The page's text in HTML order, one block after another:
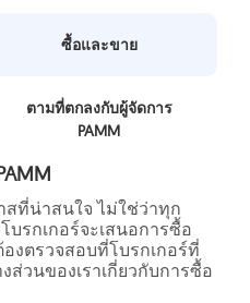
ซื้อและขาย
ตามที่ตกลงกับผู้จัดการ
PAMM
สที่น่าสนใจ ไม่ใช่ว่าทุก
รกเกอร์จะเสนอการซื้อ
องตรวจสอบที่โบรกเกอร์ที่
วนของเราเกี่ยวกับการซื้อ